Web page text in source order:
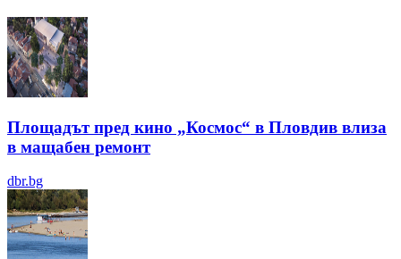
Площадът пред кино „Космос“ в Пловдив влиза
в мащабен ремонт
dbr.bg